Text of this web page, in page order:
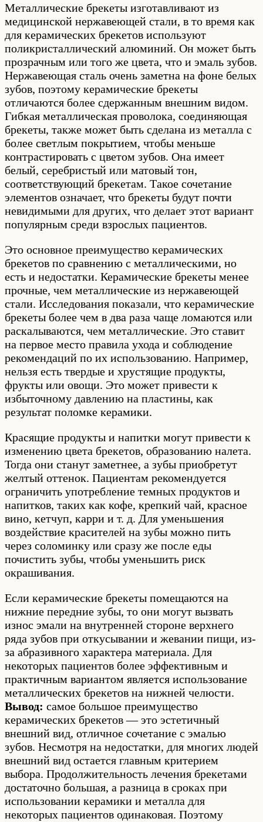
Металлические брекеты изготавливают из
медицинской нержавеющей стали, в то время как
для керамических брекетов используют
поликристаллический алюминий. Он может быть
прозрачным или того же цвета, что и эмаль зубов.
Нержавеющая сталь очень заметна на фоне белых
зубов, поэтому керамические брекеты
отличаются более сдержанным внешним видом.
Гибкая металлическая проволока, соединяющая
брекеты, также может быть сделана из металла с
более светлым покрытием, чтобы меньше
контрастировать с цветом зубов. Она имеет
белый, серебристый или матовый тон,
соответствующий брекетам. Такое сочетание
элементов означает, что брекеты будут почти
невидимыми для других, что делает этот вариант
популярным среди взрослых пациентов.
Это основное преимущество керамических
брекетов по сравнению с металлическими, но
есть и недостатки. Керамические брекеты менее
прочные, чем металлические из нержавеющей
стали. Исследования показали, что керамические
брекеты более чем в два раза чаще ломаются или
раскалываются, чем металлические. Это ставит
на первое место правила ухода и соблюдение
рекомендаций по их использованию. Например,
нельзя есть твердые и хрустящие продукты,
фрукты или овощи. Это может привести к
избыточному давлению на пластины, как
результат поломке керамики.
Красящие продукты и напитки могут привести к
изменению цвета брекетов, образованию налета.
Тогда они станут заметнее, а зубы приобретут
желтый оттенок. Пациентам рекомендуется
ограничить употребление темных продуктов и
напитков, таких как кофе, крепкий чай, красное
вино, кетчуп, карри и т. д. Для уменьшения
воздействие красителей на зубы можно пить
через соломинку или сразу же после еды
почистить зубы, чтобы уменьшить риск
окрашивания.
Если керамические брекеты помещаются на
нижние передние зубы, то они могут вызвать
износ эмали на внутренней стороне верхнего
ряда зубов при откусывании и жевании пищи, из-
за абразивного характера материала. Для
некоторых пациентов более эффективным и
практичным вариантом является использование
металлических брекетов на нижней челюсти.
Вывод: самое большое преимущество
керамических брекетов — это эстетичный
внешний вид, отличное сочетание с эмалью
зубов. Несмотря на недостатки, для многих людей
внешний вид остается главным критерием
выбора. Продолжительность лечения брекетами
достаточно большая, а разница в сроках при
использовании керамики и металла для
некоторых пациентов одинаковая. Поэтому